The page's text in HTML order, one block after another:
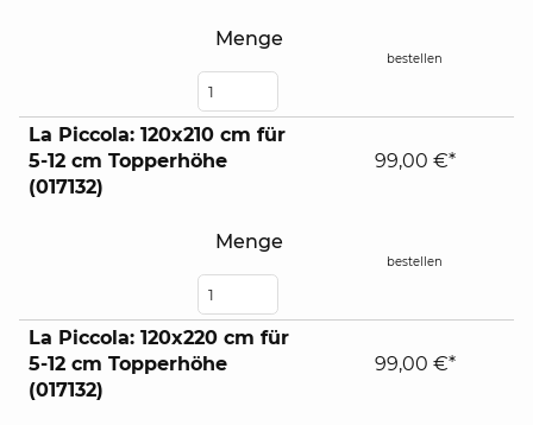
Menge
bestellen
La Piccola: 120x210 cm für
5-12 cm Topperhöhe
(017132)
Menge
99,00 €*
bestellen
La Piccola: 120x220 cm für
5-12 cm Topperhöhe
(017132)
99,00 €*